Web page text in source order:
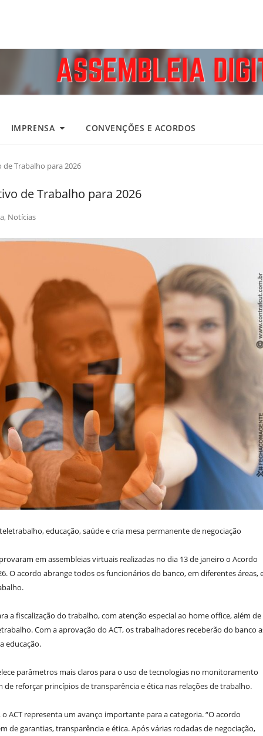
IMPRENSA CONVENÇÕES E ACORDOS
Trabalho para 2026
de Trabalho para 2026
, Notícias
educação, saúde e cria mesa permanente de negociação
em assembleias virtuais realizadas no dia 13 de janeiro o Acordo
O acordo abrange todos os funcionários do banco, em diferentes áreas,
a fiscalização do trabalho, com atenção especial ao home office, além de
Com a aprovação do ACT, os trabalhadores receberão do banco
educação.
parâmetros mais claros para o uso de tecnologias no monitoramento
reforçar princípios de transparência e ética nas relações de trabalho.
ACT representa um avanço importante para a categoria. “O acordo
garantias, transparência e ética. Após várias rodadas de negociação,